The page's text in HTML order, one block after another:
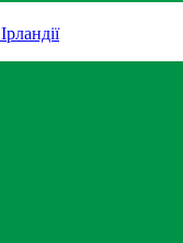
Ірландії